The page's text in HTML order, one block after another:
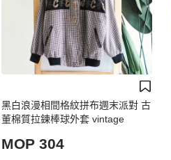
黑白浪漫相間格紋拼布週末派對 古
董棉質拉鍊棒球外套 vintage
MOP 304